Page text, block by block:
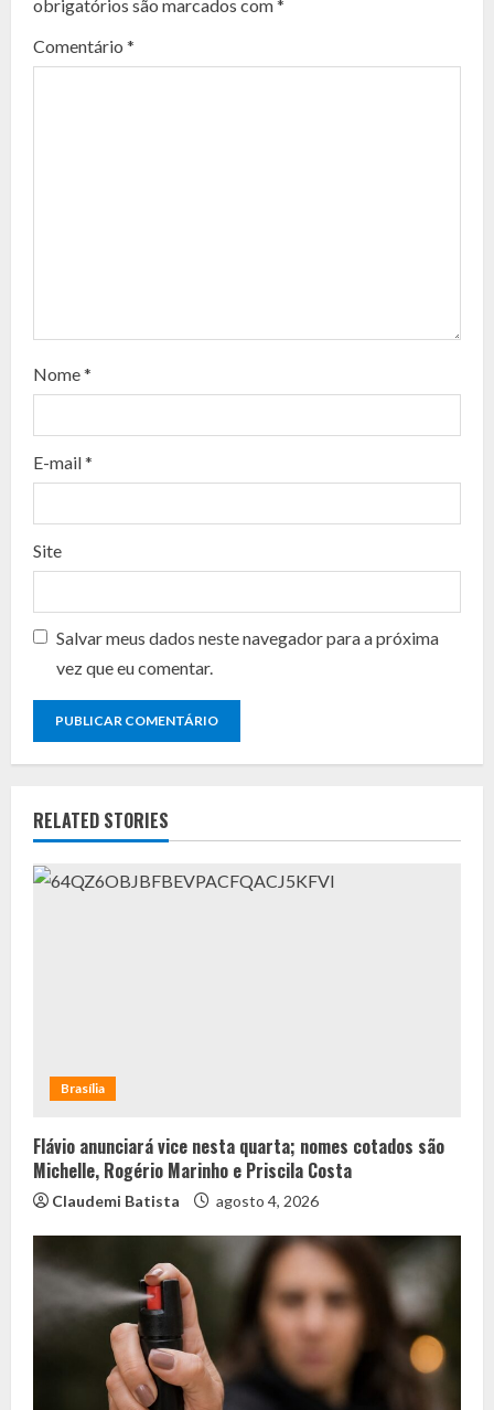
i
a
d
n
g
obrigatórios são marcados com*
Comentário *
Nome*
E-mail*
Site
Salvar meus dados neste navegador para a próxima
vez que eu comentar.
RELATED STORIES
Brasília
Flávio anunciará vice nesta quarta; nomes cotados são
Michelle, Rogério Marinho e Priscila Costa
Claudemi Batista agosto 4, 2026